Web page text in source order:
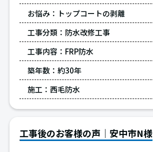
お悩み： トップコートの剥離
工事分類： 防水改修工事
工事内容：FRP防水
築年数： 約30年
施工： 西毛防水
工事後のお客様の声｜安中市N様